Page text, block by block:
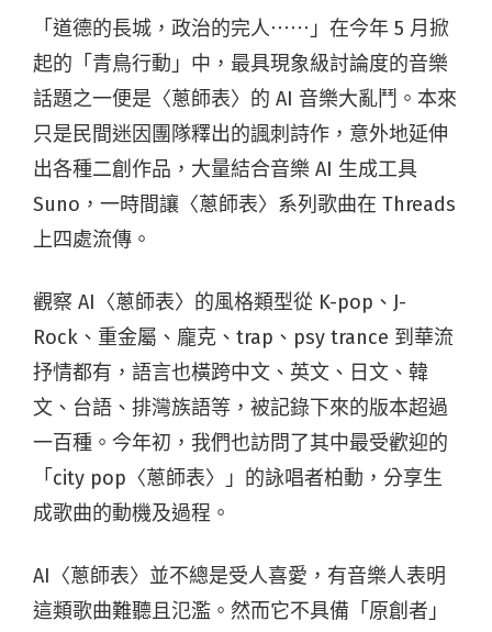
「道德的長城，政治的完人⋯⋯」在今年 5 月掀
起的「青鳥行動」中，最具現象級討論度的音樂
話題之一便是〈蔥師表〉的 AI 音樂大亂鬥。本來
只是民間迷因團隊釋出的諷刺詩作，意外地延伸
出各種二創作品，大量結合音樂 AI 生成工具
Suno，一時間讓〈蔥師表〉系列歌曲在 Threads
上四處流傳。
觀察 AI〈蔥師表〉的風格類型從 K-pop、J-
Rock、重金屬、龐克、trap、psy trance 到華流
抒情都有，語言也橫跨中文、英文、日文、韓
文、台語、排灣族語等，被記錄下來的版本超過
一百種。今年初，我們也訪問了其中最受歡迎的
「city pop〈蔥師表〉」的詠唱者柏動 ，分享生
成歌曲的動機及過程。
AI〈蔥師表〉並不總是受人喜愛，有音樂人表明
這類歌曲難聽且氾濫。然而它不具備「原創者」